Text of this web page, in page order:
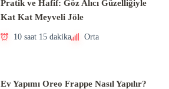
Pratik ve Hafif: Göz Alıcı Güzelliğiyle
Kat Kat Meyveli Jöle
10 saat 15 dakika Orta
Ev Yapımı Oreo Frappe Nasıl Yapılır?